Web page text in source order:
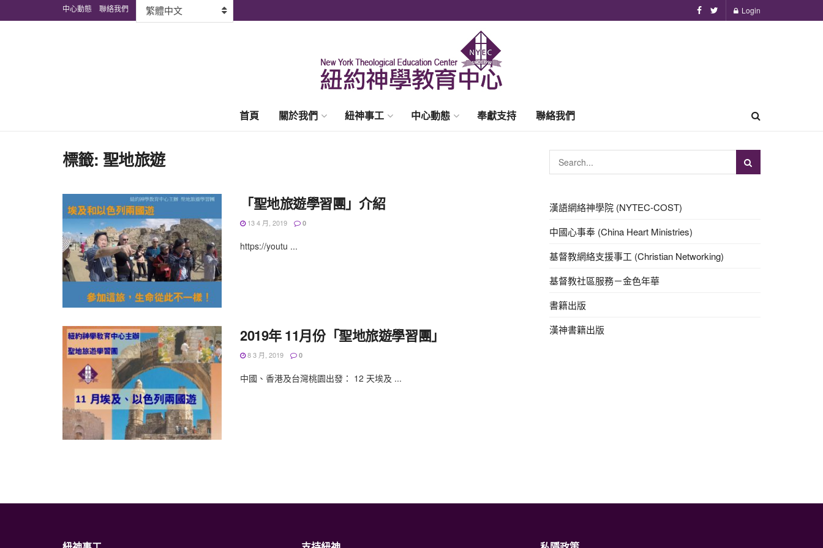
中心動態 聯絡我們 繁體中文 Login
首頁 關於我們 紐神事工 中心動態 奉獻支持 聯絡我們
標籤: 聖地旅遊
「聖地旅遊學習團」介紹
13 4 月, 2019 0
https://youtu ...
2019年 11月份「聖地旅遊學習團」
8 3 月, 2019 0
中國、香港及台灣桃園出發： 12 天埃及 ...
漢語網絡神學院 (NYTEC-COST)
中國心事奉 (China Heart Ministries)
基督教網絡支援事工 (Christian Networking)
基督教社區服務－金色年華
書籍出版
漢神書籍出版